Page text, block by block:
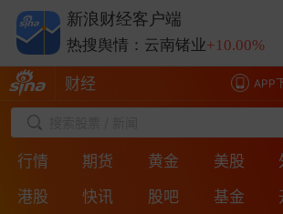
APP
财经
行情 期货 黄金 美股
港股
快讯 股吧 基金
新浪财经客户端
热搜舆情：中际旭创
热搜舆情：云南锗业+10.00%
热搜舆情：长鑫科技+0.38%